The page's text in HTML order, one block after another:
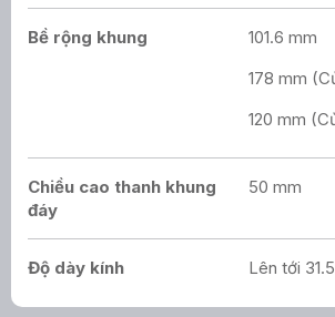
Bề rộng khung
101.6 mm
178 mm
120 mm
Chiều cao thanh khung
đáy
50 mm
Độ dày kính Lên tới